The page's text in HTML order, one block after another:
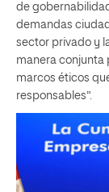
de
demandas
sector privado y
manera conjunta
marcos éticos
responsables”.